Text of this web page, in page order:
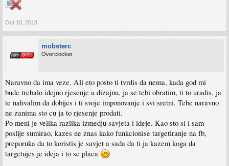
Oct 10, 2018
mobsterc
Overclocker
Naravno da ima veze. Ali eto posto ti tvrdis da nema, kada god mi
bude trebalo idejno rjesenje u dizajnu, ja se tebi obratim, ti to uradis, ja
te nahvalim da dobijes i ti svoje imponovanje i svi sretni. Tebe naravno
ne zanima sto cu ja to rjesenje prodati.
Po meni je velika razlika izmedju savjeta i ideje. Kao sto si i sam
poslije sumirao, kazes ne znas kako funkcionise targetiranje na fb,
preporuka da to koristis je savjet a sada da ti ja kazem koga da
targetujes je ideja i to se placa